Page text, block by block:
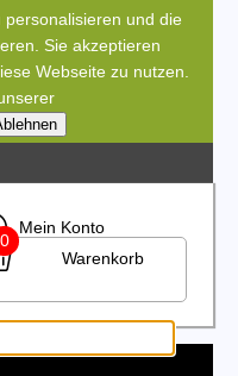
und die
Sie akzeptieren
Webseite zu nutzen.
Mein Konto
0
Warenkorb